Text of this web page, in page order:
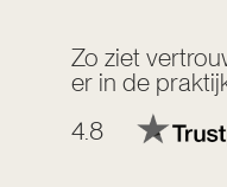
Zo ziet
er in de
4.8